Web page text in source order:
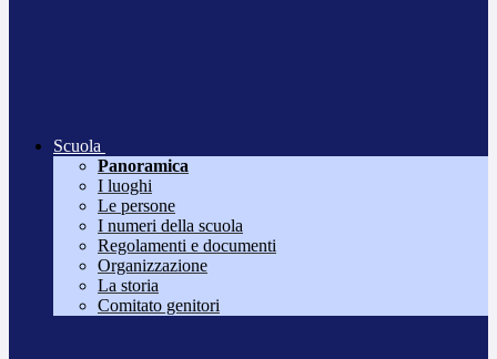
Scuola
Panoramica
I luoghi
Le persone
I numeri della scuola
Regolamenti e documenti
Organizzazione
La storia
Comitato genitori